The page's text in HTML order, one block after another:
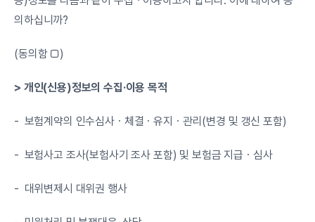
의하십니까?
(동의함 □)
> 개인(신용)정보의 수집·이용 목적
-  보험계약의 인수심사ㆍ체결ㆍ유지ㆍ관리(변경 및 갱신 포함)
-  보험사고 조사(보험사기 조사 포함) 및 보험금 지급ㆍ심사
-  대위변제시 대위권 행사